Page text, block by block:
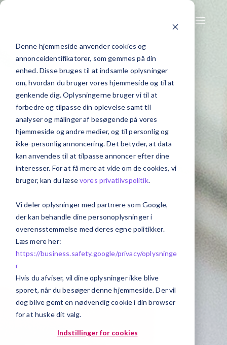
Denne hjemmeside anvender cookies og
annonceidentifikatorer, som gemmes på din
enhed. Disse bruges til at indsamle oplysninger
om, hvordan du bruger vores hjemmeside og til at
genkende dig. Oplysningerne bruger vi til at
forbedre og tilpasse din oplevelse samt til
analyser og målinger af besøgende på vores
hjemmeside og andre medier, og til personlig og
ikke-personlig annoncering. Det betyder, at data
kan anvendes til at tilpasse annoncer efter dine
interesser. For at få mere at vide om de cookies, vi
bruger, kan du læsevores privatlivspolitik.
Vi deler oplysninger med partnere som Google,
der kan behandle dine personoplysninger i
overensstemmelse med deres egne politikker.
Læs mere her:
https://business.safety.google/privacy/oplysninge
r
Hvis du afviser, vil dine oplysninger ikke blive
sporet, når du besøger denne hjemmeside. Der vil
dog blive gemt en nødvendig cookie i din browser
for at huske dit valg.
Indstillinger for cookies